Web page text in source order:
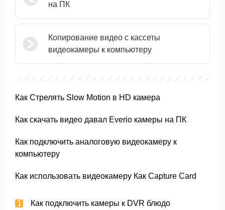
на ПК
Копирование видео с кассеты
видеокамеры к компьютеру
Как Стрелять Slow Motion в HD камера
Как скачать видео давал Everio камеры на ПК
Как подключить аналоговую видеокамеру к
компьютеру
Как использовать видеокамеру Как Capture Card
Как подключить камеры к DVR блюдо